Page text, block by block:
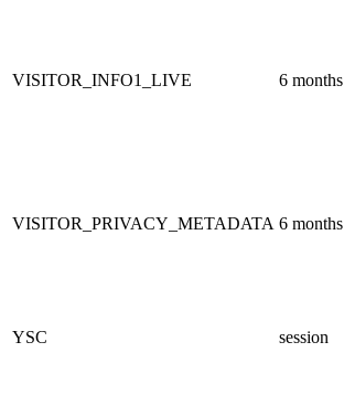
VISITOR_INFO1_LIVE 6 months
VISITOR_PRIVACY_METADATA 6 months
YSC session